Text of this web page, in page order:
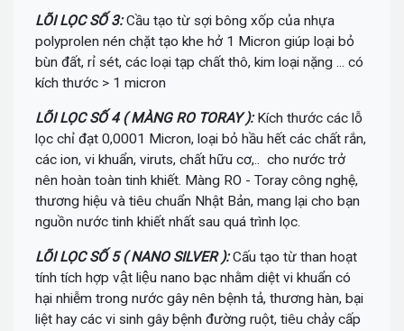
LÕI LỌC SỐ 3:Cầu tạo từ sợi bông xốp của nhựa
polyprolen nén chặt tạo khe hở 1 Micron giúp loại bỏ
bùn đất, rỉ sét, các loại tạp chất thô, kim loại nặng ... có
kích thước > 1 micron
LÕI LỌC SỐ 4 ( MÀNG RO TORAY ): Kích thước các lỗ
lọc chỉ đạt 0,0001 Micron, loại bỏ hầu hết các chất rắn,
các ion, vi khuẩn, viruts, chất hữu cơ,.. cho nước trở
nên hoàn toàn tinh khiết. Màng RO - Toray công nghệ,
thương hiệu và tiêu chuẩn Nhật Bản, mang lại cho bạn
nguồn nước tinh khiết nhất sau quá trình lọc.
LÕI LỌC SỐ 5 ( NANO SILVER ):Cấu tạo từ than hoạt
tính tích hợp vật liệu nano bạc nhằm diệt vi khuẩn có
hại nhiễm trong nước gây nên bệnh tả, thương hàn, bại
liệt hay các vi sinh gây bệnh đường ruột, tiêu chảy cấp